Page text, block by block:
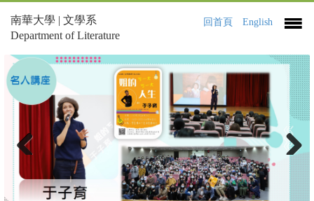
南華大學 | 文學系
Department of Literature
回首頁 English
Previous Next